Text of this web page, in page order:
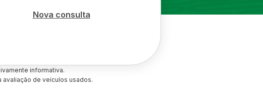
Nova consulta
informativa.
de veículos usados.